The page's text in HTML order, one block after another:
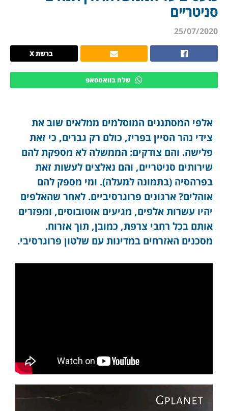
סניטריים
25/07/2020
ברשת X
שלח בוואטסאפ
אלפי המסתננים המוסלמים ממלאים שוב את
צידי נהר הסיין בפריז, כולם רק גברים, כי זאת
פלישה. והם צודקים: הממשלה לא מספקת להם
שירותים סניטריים, והם נאלצים לעשות זאת
בפרהסיה (בתמונה למעלה). ומי מספק להם
אוהלים? ארגונים פרוגרסיביים. לאחר שהאלפים
יהיו עשרות אלפים, מגיעים אוטובוסים, ומפזרים
אותם בכל רחבי צרפת, כמובן, תוך אזרוח.
מסכנים האזרחים במדינות עם שלטון פרוגרסיבי.